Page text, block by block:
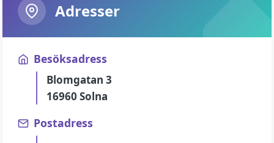
Adresser
Besöksadress
Blomgatan 3
16960 Solna
Postadress